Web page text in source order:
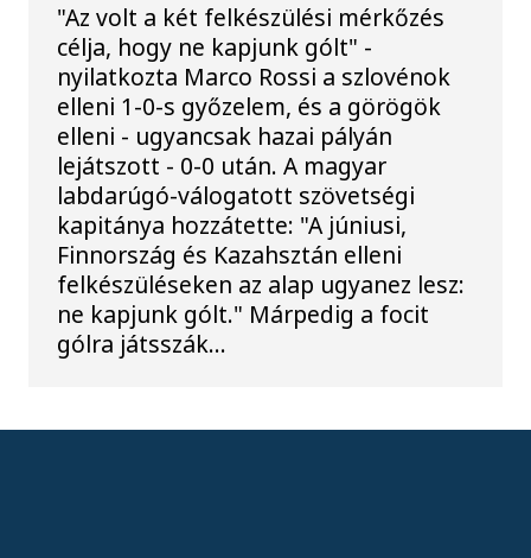
"Az volt a két felkészülési mérkőzés
célja, hogy ne kapjunk gólt" -
nyilatkozta Marco Rossi a szlovénok
elleni 1-0-s győzelem, és a görögök
elleni - ugyancsak hazai pályán
lejátszott - 0-0 után. A magyar
labdarúgó-válogatott szövetségi
kapitánya hozzátette: "A júniusi,
Finnország és Kazahsztán elleni
felkészüléseken az alap ugyanez lesz:
ne kapjunk gólt." Márpedig a focit
gólra játsszák...